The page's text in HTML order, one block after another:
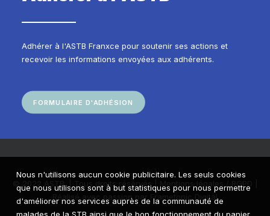
Adhérer à l'ASTB Franxce pour soutenir ses actions et
recevoir les informations envoyées aux adhérents.
FORMULAIRE D'ADHÉSION
© 2022 ASTB. | Tous droits réservés | Mentions légales / RGPD
Réalisé avec passion par
Frametonic Digital
Nous n'utilisons aucun cookie publicitaire. Les seuls cookies
que nous utilisons sont à but statistiques pour nous permettre
d'améliorer nos services auprès de la communauté de